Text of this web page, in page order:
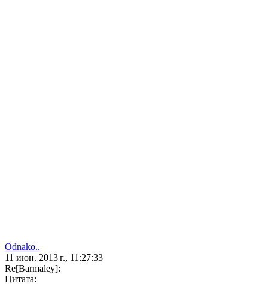
Odnako..
11 июн. 2013 г., 11:27:33
Re[Barmaley]:
Цитата: